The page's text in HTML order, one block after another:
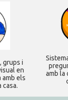
grups i
en
amb els
casa.
amb la